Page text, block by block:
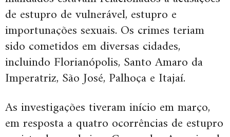
de estupro de vulnerável, estupro e
importunações sexuais. Os crimes teriam
sido cometidos em diversas cidades,
incluindo Florianópolis, Santo Amaro da
Imperatriz, São José, Palhoça e Itajaí.
As investigações tiveram início em março,
em resposta a quatro ocorrências de estupro